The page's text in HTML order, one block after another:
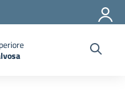
della scuola